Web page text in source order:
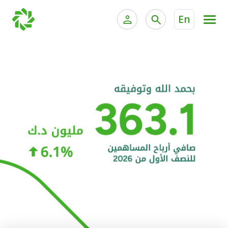
En
الخدمات المصرفية الإلكترونية للشركات
خدمة "بيتك" للتداول الإلكتروني
الحسابات المصرفية
البطاقات
"برامج العملاء"